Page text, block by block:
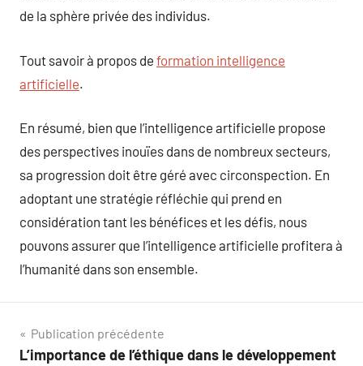
de la sphère privée des individus.
Tout savoir à propos de formation intelligence
artificielle.
En résumé, bien que l’intelligence artificielle propose
des perspectives inouïes dans de nombreux secteurs,
sa progression doit être géré avec circonspection. En
adoptant une stratégie réfléchie qui prend en
considération tant les bénéfices et les défis, nous
pouvons assurer que l’intelligence artificielle profitera à
l’humanité dans son ensemble.
Navigation
Publication précédente
L’importance de l’éthique dans le développement